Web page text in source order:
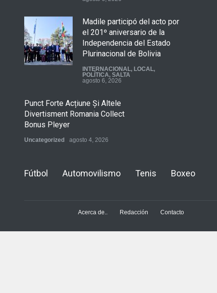
Madile participó del acto por
el 201º aniversario de la
Independencia del Estado
Plurinacional de Bolivia
INTERNACIONAL, LOCAL,
POLÍTICA, SALTA
agosto 6, 2026
Punct Forte Acțiune Și Altele
Divertisment Romania Collect
Bonus Pleyer
Uncategorized agosto 4, 2026
Fútbol Automovilismo Tenis Boxeo
Acerca de.. Redacción Contacto